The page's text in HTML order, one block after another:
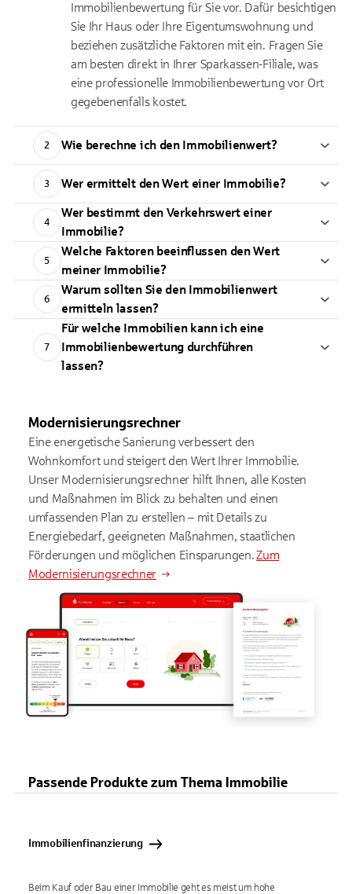
Immobilienbewertung für Sie vor. Dafür besichtigen
Sie Ihr Haus oder Ihre Eigentumswohnung und
beziehen zusätzliche Faktoren mit ein. Fragen Sie
am besten direkt in Ihrer Sparkassen-Filiale, was
eine professionelle Immobilienbewertung vor Ort
gegebenenfalls kostet.
2 Wie berechne ich den Immobilienwert?
3 Wer ermittelt den Wert einer Immobilie?
4
Wer bestimmt den Verkehrswert einer
Immobilie?
5
Welche Faktoren beeinflussen den Wert
meiner Immobilie?
6
Warum sollten Sie den Immobilienwert
ermitteln lassen?
7
Für welche Immobilien kann ich eine
Immobilienbewertung durchführen
lassen?
Modernisierungsrechner
Eine energetische Sanierung verbessert den
Wohnkomfort und steigert den Wert Ihrer Immobilie.
Unser Modernisierungsrechner hilft Ihnen, alle Kosten
und Maßnahmen im Blick zu behalten und einen
umfassenden Plan zu erstellen – mit Details zu
Energiebedarf, geeigneten Maßnahmen, staatlichen
Förderungen und möglichen Einsparungen.Zum
Modernisierungsrechner
Passende Produkte zum Thema Immobilie
Immobilienfinanzierung
Beim Kauf oder Bau einer Immobilie geht es meist um hohe